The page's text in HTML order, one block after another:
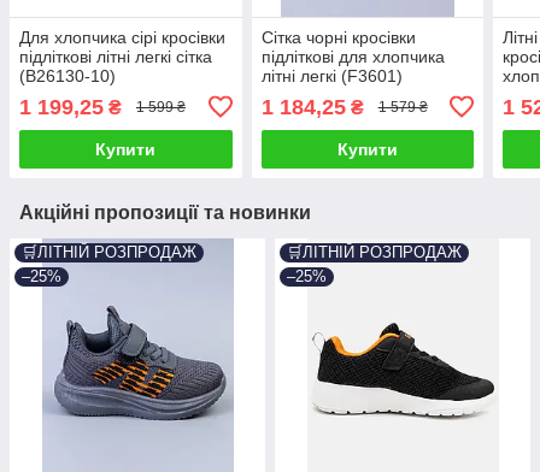
Для хлопчика сірі кросівки
підліткові літні легкі сітка
(B26130-10)
1 199,25 ₴ 1 599 ₴
Купити
Сітка чорні кросівки
підліткові для хлопчика
літні легкі (F3601)
1 184,25₴ 1 579 ₴
Купити
1
Акційні пропозиції та новинки
🛒ЛІТНІЙ РОЗПРОДАЖ
–25%
🛒ЛІТНІЙ РОЗПРОДАЖ
–25%